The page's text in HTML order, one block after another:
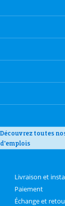
Découvrez toutes
d'emplois
Livraison et
Paiement
Échange et